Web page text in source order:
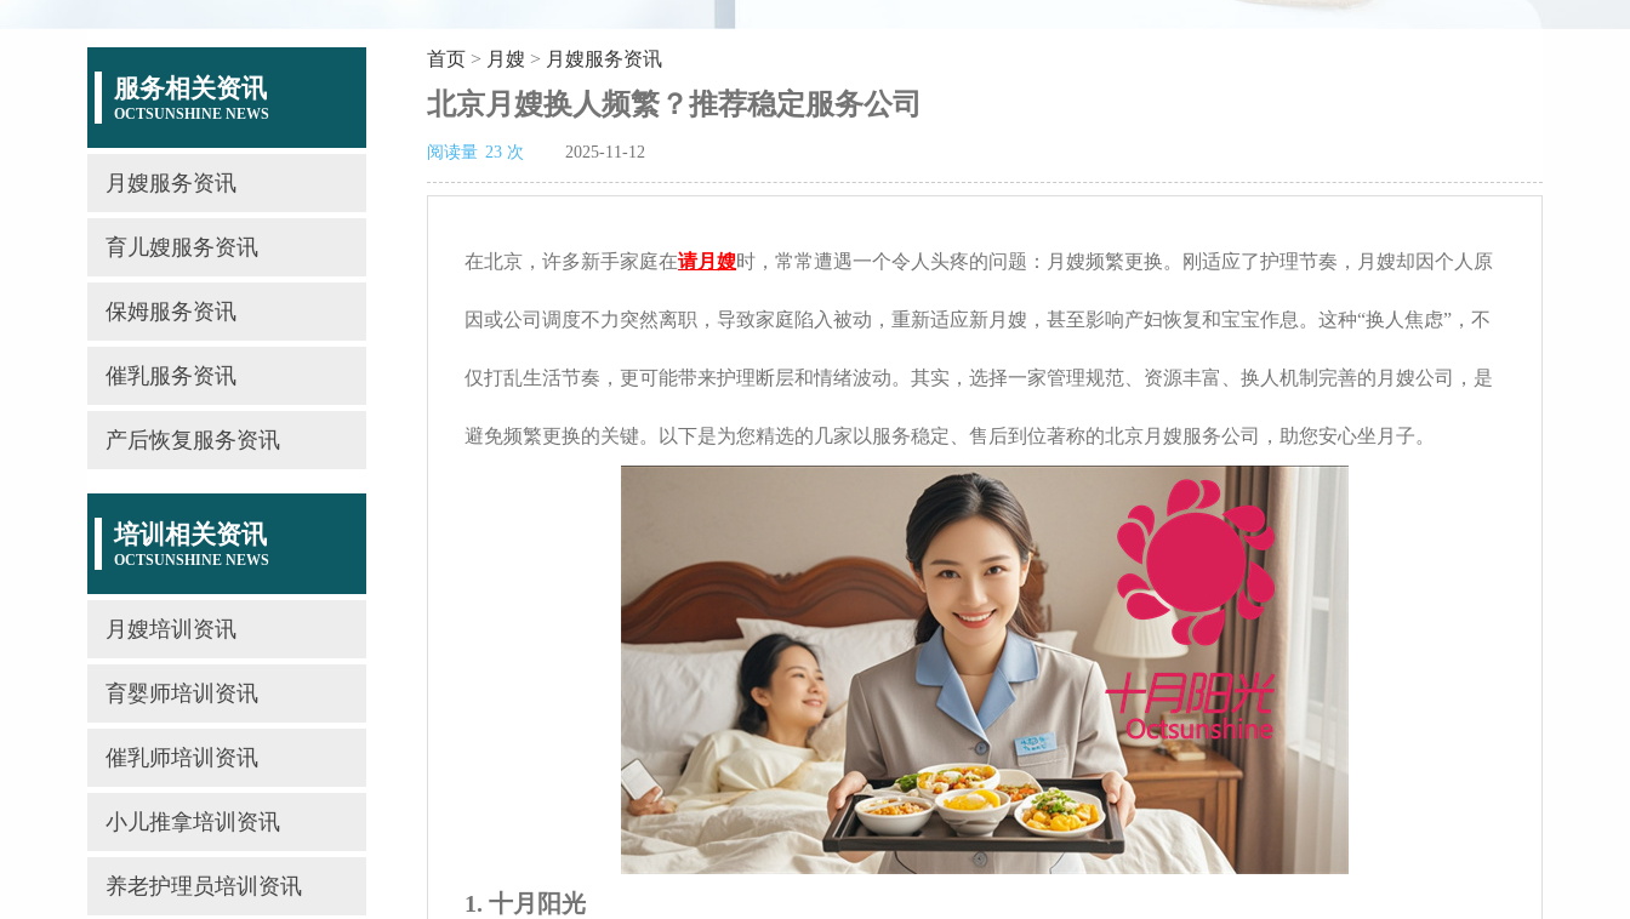
服务相关资讯
OCTSUNSHINE NEWS
月嫂服务资讯
育儿嫂服务资讯
保姆服务资讯
催乳服务资讯
产后恢复服务资讯
培训相关资讯
OCTSUNSHINE NEWS
月嫂培训资讯
育婴师培训资讯
催乳师培训资讯
小儿推拿培训资讯
养老护理员培训资讯
首页 > 月嫂 > 月嫂服务资讯
北京月嫂换人频繁？推荐稳定服务公司
阅读量 23 次 2025-11-12
在北京，许多新手家庭在请月嫂时，常常遭遇一个令人头疼的问题：月嫂频繁更换。刚适应了护理节奏，月嫂却因个人原
因或公司调度不力突然离职，导致家庭陷入被动，重新适应新月嫂，甚至影响产妇恢复和宝宝作息。这种“换人焦虑”，不
仅打乱生活节奏，更可能带来护理断层和情绪波动。其实，选择一家管理规范、资源丰富、换人机制完善的月嫂公司，是
避免频繁更换的关键。以下是为您精选的几家以服务稳定、售后到位著称的北京月嫂服务公司，助您安心坐月子。
1. 十月阳光